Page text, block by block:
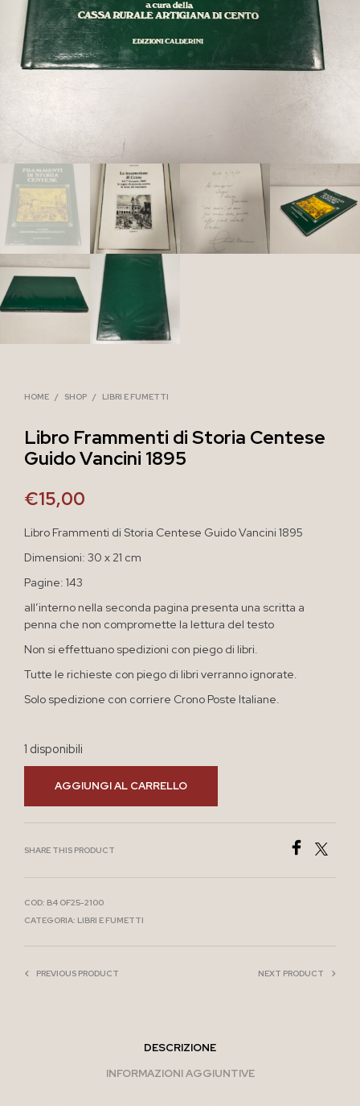
HOME / SHOP / LIBRI E FUMETTI
Libro Frammenti di Storia Centese
Guido Vancini 1895
€15,00
Libro Frammenti di Storia Centese Guido Vancini 1895
Dimensioni: 30 x 21 cm
Pagine: 143
all’interno nella seconda pagina presenta una scritta a
penna che non compromette la lettura del testo
Non si effettuano spedizioni con piego di libri.
Tutte le richieste con piego di libri verranno ignorate.
Solo spedizione con corriere Crono Poste Italiane.
1 disponibili
AGGIUNGI AL CARRELLO
SHARE THIS PRODUCT
COD: B4 OF25-2100
CATEGORIA: LIBRI E FUMETTI
PREVIOUS PRODUCT NEXT PRODUCT
DESCRIZIONE
INFORMAZIONI AGGIUNTIVE